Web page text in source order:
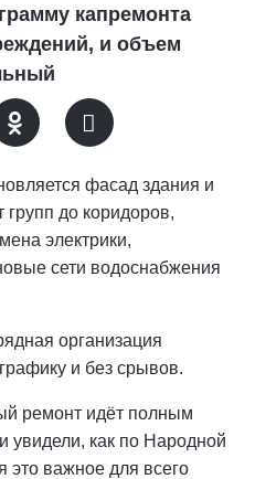
капремонта
и объем
фасад здания и
до коридоров,
электрики,
сети водоснабжения
организация
и без срывов.
ремонт идёт полным
как по Народной
это важное для всего